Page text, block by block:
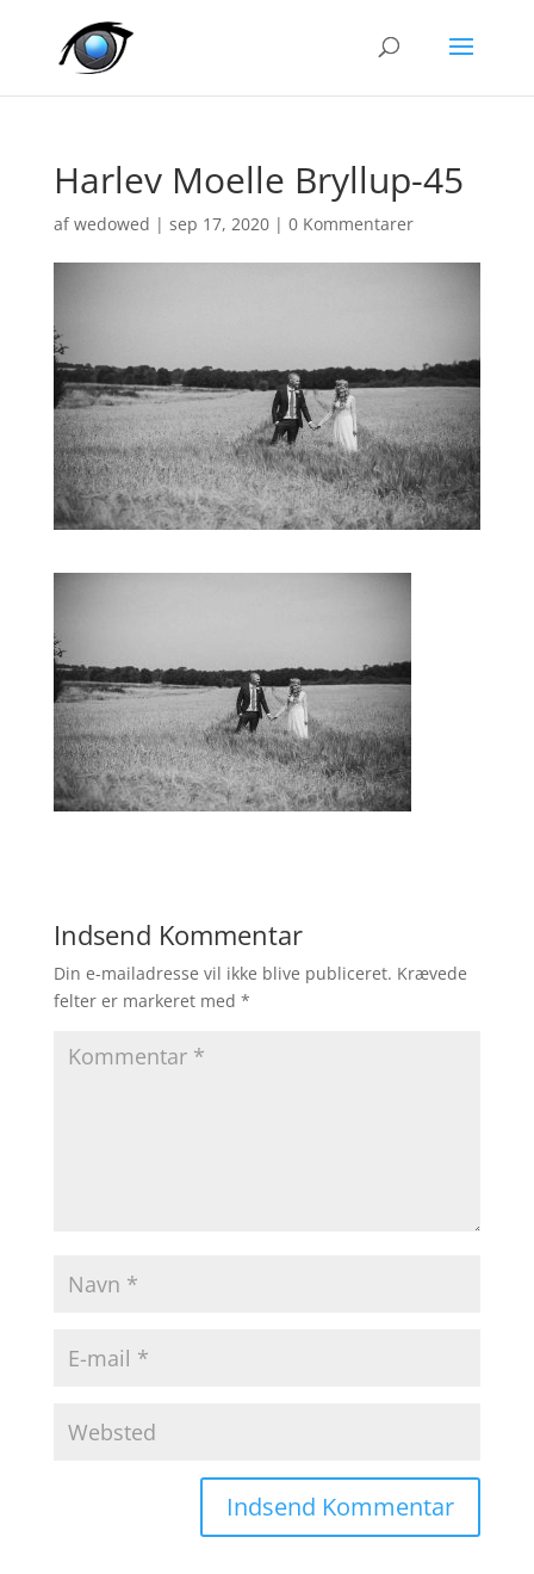
Harlev Moelle Bryllup-45
afwedowed | sep 17, 2020| 0 Kommentarer
Indsend Kommentar
Din e-mailadresse vil ikke blive publiceret. Krævede
felter er markeret med *